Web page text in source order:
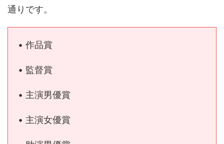
通りです。
• 作品賞
• 監督賞
• 主演男優賞
• 主演女優賞